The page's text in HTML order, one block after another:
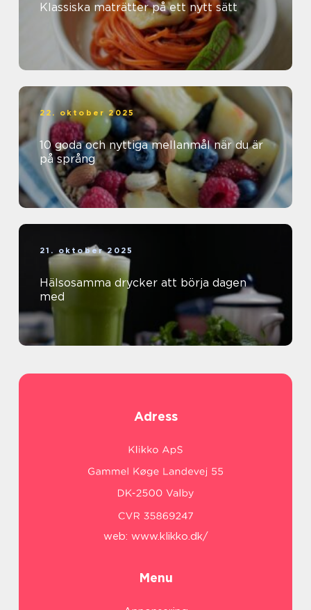
Klassiska maträtter på ett nytt sätt
22. oktober 2025
10 goda och nyttiga mellanmål när du är
på språng
21. oktober 2025
Hälsosamma drycker att börja dagen
med
Adress
web: www.klikko.dk/
Menu